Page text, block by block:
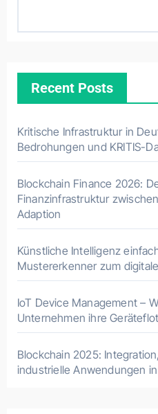
Recent Posts
Kritische Infrastruktur in
Bedrohungen und KRITIS-
Blockchain Finance 2026:
Finanzinfrastruktur
Adaption
Künstliche Intelligenz
Mustererkenner zum
IoT Device Management –
Unternehmen ihre
Blockchain 2025:
industrielle Anwendungen